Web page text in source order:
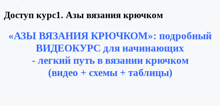
Доступ курс1. Азы вязания крючком
«АЗЫ ВЯЗАНИЯ КРЮЧКОМ»: подробный
ВИДЕОКУРС для начинающих
- легкий путь в вязании крючком
(видео + схемы + таблицы)